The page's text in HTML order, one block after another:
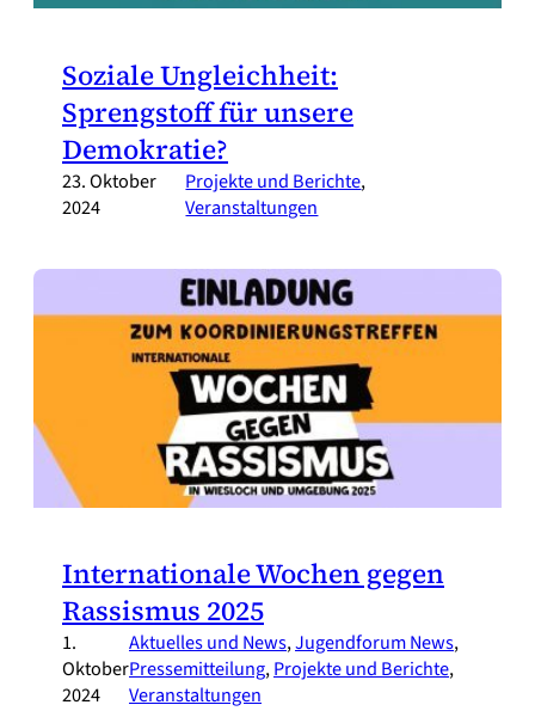
Soziale Ungleichheit:
Sprengstoff für unsere
Demokratie?
23. Oktober
2024
Projekte und Berichte
Veranstaltungen
Internationale Wochen gegen
Rassismus 2025
1.
Oktober
2024
Aktuelles und News, Jugendforum News
Pressemitteilung, Projekte und Berichte
Veranstaltungen